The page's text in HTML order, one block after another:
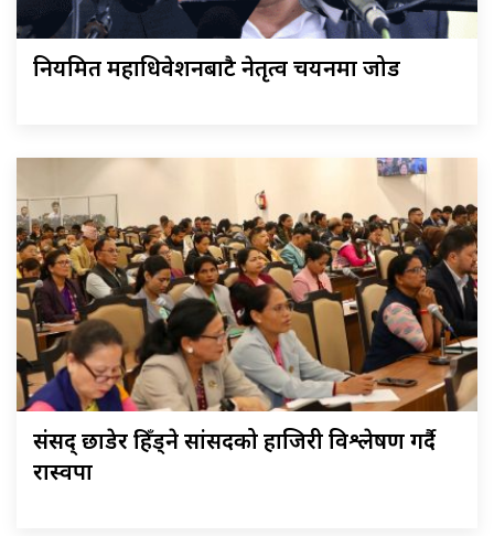
नियमित महाधिवेशनबाटै नेतृत्व चयनमा जोड
संसद् छाडेर हिँड्ने सांसदको हाजिरी विश्लेषण गर्दै
रास्वपा